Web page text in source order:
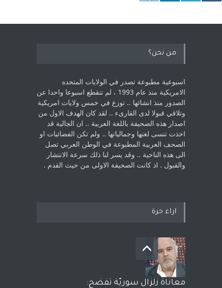
من نحن؟
اسبوعية مطبوعة تصدر في الولايات المتحده
الامريكية منذ عام 1993 ، لم ‏تنقطع اسبوعا واحدا عن
الصدور منذ انشائها .. توزع في خمس ولايات امريكية
‏وتلاقي قبولا لدى القارىء ..‏ لقد كان الهدف الاول من
اصدار هذه الصحيفة باللغة العربية .. ان الجالية قد
اخذت ‏تنسى لغتها وجمالياتها .. ولم تكن الفضائيات او
الصحف العربية المطبوعة في الوطن ‏العربي تصل
الى هذه الناحية .. وقد يسر لنا ذلك سرعة الانتشار
والقبول . اذ كانت ‏الصحيفة الاولى من حيث القدم . ‏
اراء حرة
معاناة زلزال سوريّة تفضح: